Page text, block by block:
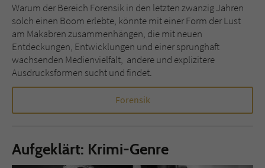
Warum der Bereich Forensik in den letzten zwanzig Jahren
solch einen Boom erlebte, könnte mit einer Form der Lust
am Makabren zusammenhängen, die mit neuen
Entdeckungen, Entwicklungen und einer sprunghaft
wachsenden Medienvielfalt, andere und explizitere
Ausdrucksformen sucht und findet.
Forensik
Aufgeklärt: Krimi-Genre